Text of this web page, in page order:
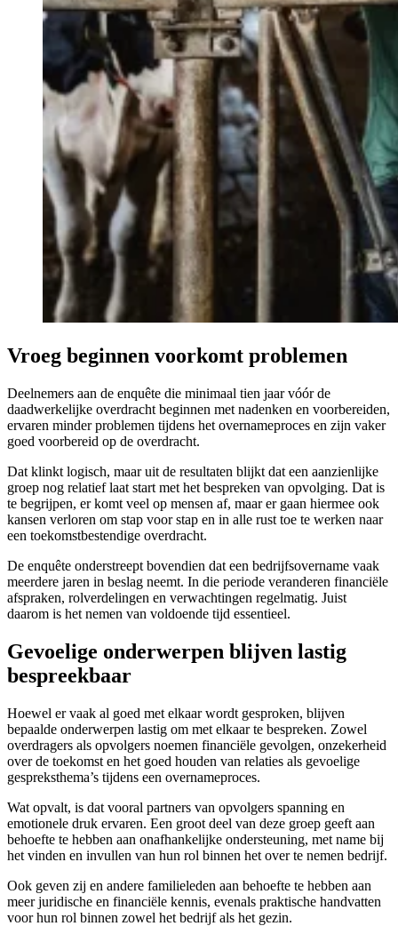
Vroeg beginnen voorkomt problemen
Deelnemers aan de enquête die minimaal tien jaar vóór de
daadwerkelijke overdracht beginnen met nadenken en voorbereiden,
ervaren minder problemen tijdens het overnameproces en zijn vaker
goed voorbereid op de overdracht.
Dat klinkt logisch, maar uit de resultaten blijkt dat een aanzienlijke
groep nog relatief laat start met het bespreken van opvolging. Dat is
te begrijpen, er komt veel op mensen af, maar er gaan hiermee ook
kansen verloren om stap voor stap en in alle rust toe te werken naar
een toekomstbestendige overdracht.
De enquête onderstreept bovendien dat een bedrijfsovername vaak
meerdere jaren in beslag neemt. In die periode veranderen financiële
afspraken, rolverdelingen en verwachtingen regelmatig. Juist
daarom is het nemen van voldoende tijd essentieel.
Gevoelige onderwerpen blijven lastig
bespreekbaar
Hoewel er vaak al goed met elkaar wordt gesproken, blijven
bepaalde onderwerpen lastig om met elkaar te bespreken. Zowel
overdragers als opvolgers noemen financiële gevolgen, onzekerheid
over de toekomst en het goed houden van relaties als gevoelige
gespreksthema’s tijdens een overnameproces.
Wat opvalt, is dat vooral partners van opvolgers spanning en
emotionele druk ervaren. Een groot deel van deze groep geeft aan
behoefte te hebben aan onafhankelijke ondersteuning, met name bij
het vinden en invullen van hun rol binnen het over te nemen bedrijf.
Ook geven zij en andere familieleden aan behoefte te hebben aan
meer juridische en financiële kennis, evenals praktische handvatten
voor hun rol binnen zowel het bedrijf als het gezin.